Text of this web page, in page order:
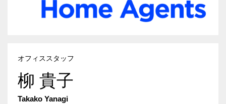
オフィススタッフ
柳 貴子
Takako Yanagi